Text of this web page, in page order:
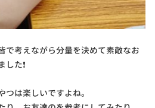
で考えながら分量を決めて素敵なお
た❗
は楽しいですよね。